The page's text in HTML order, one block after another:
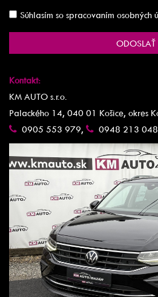
Súhlasím so spracovaním osobných
ODOSLAŤ
Kontakt:
KM AUTO s.r.o.
Palackého 14, 040 01 Košice, okres
0905 553 979, 0948 213 048